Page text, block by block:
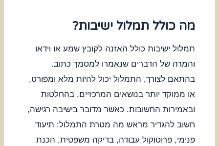
מה כולל תמלול ישיבות?
תמלול ישיבות כולל האזנה לקובץ שמע או וידאו
והמרה של הדברים שנאמרו למסמך כתוב.
בהתאם לצורך, התמלול יכול להיות מלא ומפורט,
או ממוקד יותר בנושאים המרכזיים, בהחלטות
ובאמירות החשובות. כאשר מדובר בישיבה רגישה,
חשוב להגדיר מראש מה מטרת התמלול: תיעוד
פנימי, פרוטוקול עבודה, בדיקה משפטית, הכנת